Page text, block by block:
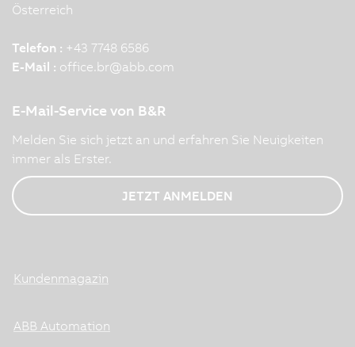
Österreich
Telefon : +43 7748 6586
E-Mail : office.br@abb.com
E-Mail-Service von B&R
Melden Sie sich jetzt an und erfahren Sie Neuigkeiten
immer als Erster.
JETZT ANMELDEN
Kundenmagazin
ABB Automation